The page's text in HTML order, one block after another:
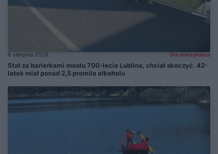
6 sierpnia 2026 Dla mieszkańca
Stał za barierkami mostu 700-lecia Lublina, chciał skoczyć. 42-
latek miał ponad 2,5 promila alkoholu